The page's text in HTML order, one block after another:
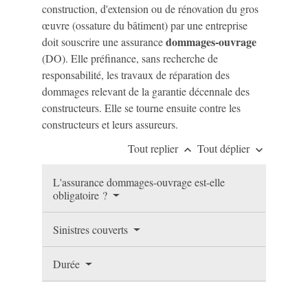
construction, d'extension ou de rénovation du gros
œuvre (ossature du bâtiment) par une entreprise
doit souscrire une assurancedommages-ouvrage
(DO). Elle préfinance, sans recherche de
responsabilité, les travaux de réparation des
dommages relevant de la garantie décennale des
constructeurs. Elle se tourne ensuite contre les
constructeurs et leurs assureurs.
Tout replier keyboard_arrow_up Tout déplier keyboard_arrow_down
L'assurance dommages-ouvrage est-elle
obligatoire ?
Sinistres couverts
Durée